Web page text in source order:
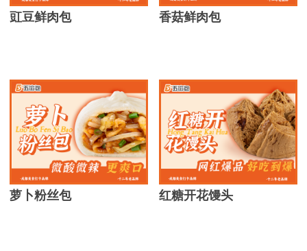
豇豆鲜肉包 香菇鲜肉包
萝卜粉丝包 红糖开花馒头